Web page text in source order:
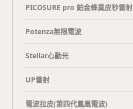
PICOSURE pro 鉑金蜂巢皮秒雷射
Potenza無限電波
Stellar心動光
UP雷射
電波拉皮(第四代鳳凰電波)